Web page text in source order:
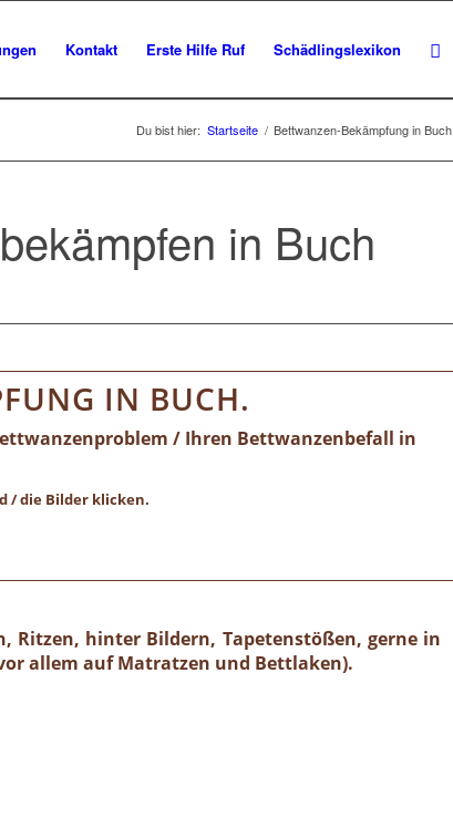
Kontakt Erste Hilfe Ruf Schädlingslexikon
Du bist hier: Startseite / Bettwanzen-Bekämpfung in Buch
in Buch
IN BUCH.
/ Ihren Bettwanzenbefall in
/ die Bilder klicken.
Ritzen, hinter Bildern, Tapetenstößen, gerne in
allem auf Matratzen und Bettlaken).